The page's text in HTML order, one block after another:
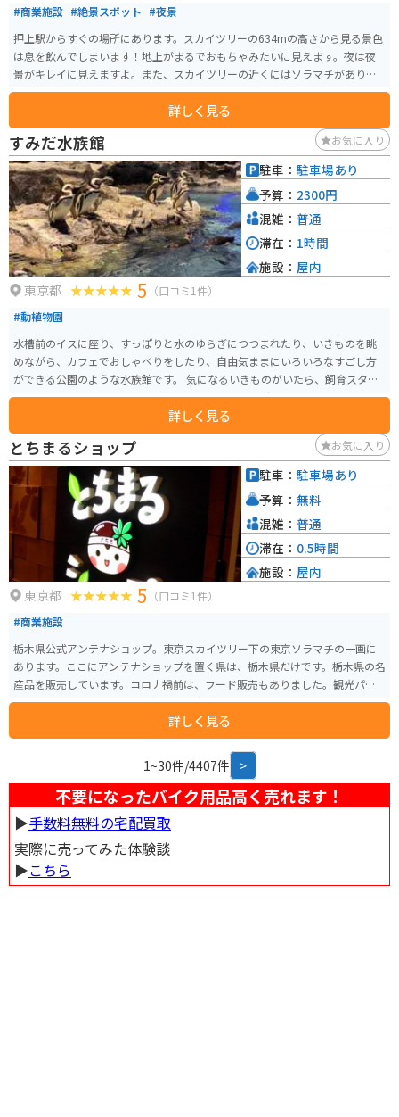
#商業施設 #絶景スポット #夜景
押上駅からすぐの場所にあります。スカイツリーの634mの高さから見る景色
は息を飲んでしまいます！地上がまるでおもちゃみたいに見えます。夜は夜
景がキレイに見えますよ。また、スカイツリーの近くにはソラマチがあり、
そこも美味しいものや、お子様連れには嬉しいこどもの湯という、銭湯をモ
チーフにしたボールプールがあり、お子様は大はしゃぎまちがいなしです。
ぜひ1度は行ってみてほしい場所です
詳しく見る
すみだ水族館 お気に入り
東京都 5 （口コミ1件）
#動植物園
水槽前のイスに座り、すっぽりと水のゆらぎにつつまれたり、いきものを眺
めながら、カフェでおしゃべりをしたり、自由気ままにいろいろなすごし方
ができる公園のような水族館です。 気になるいきものがいたら、飼育スタッ
フに話しかけてみると、ペンギンの恋愛、チンアナゴの戦い、金魚のヒミツ
などなどの情報を教えてくれます。ペンギンやクラゲ、チンアナゴや金魚など
多くの生き物たちを観察できます。
詳しく見る
駐車： 駐車場あり
予算： 2300円
混雑： 普通
滞在： 1時間
施設： 屋内
とちまるショップ お気に入り
東京都 5 （口コミ1件）
#商業施設
栃木県公式アンテナショップ。東京スカイツリー下の東京ソラマチの一画に
あります。ここにアンテナショップを置く県は、栃木県だけです。栃木県の名
産品を販売しています。コロナ禍前は、フード販売もありました。観光パン
フレットも置いてあります。押上駅の方が近いです。
詳しく見る
駐車： 駐車場あり
予算： 無料
混雑： 普通
滞在： 0.5時間
施設： 屋内
1~30件/4407件 >
不要になったバイク用品高く売れます！
▶︎手数料無料の宅配買取
実際に売ってみた体験談
▶︎こちら